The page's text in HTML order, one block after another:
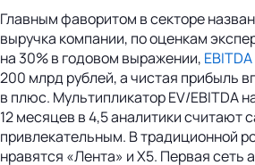
Главным фаворитом в секторе
выручка компании, по оценкам
на 30% в годовом выражении, EBITDA
200 млрд рублей, а чистая прибыль
в плюс. Мультипликатор EV/EBITDA
12 месяцев в 4,5 аналитики считают
привлекательным. В традиционной
нравятся «Лента» и Х5. Первая сеть